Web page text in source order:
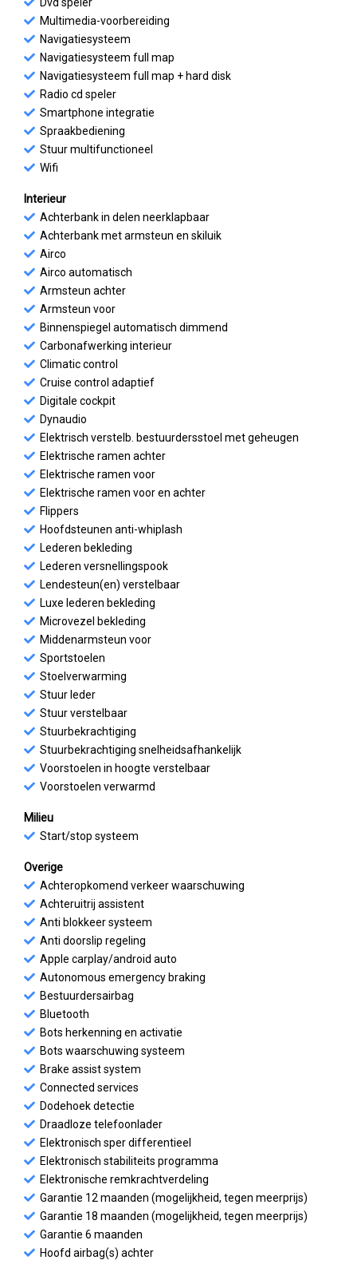
Multimedia-voorbereiding
Navigatiesysteem
Navigatiesysteem full map
Navigatiesysteem full map + hard disk
Radio cd speler
Smartphone integratie
Spraakbediening
Stuur multifunctioneel
Wifi
Interieur
Achterbank in delen neerklapbaar
Achterbank met armsteun en skiluik
Airco
Airco automatisch
Armsteun achter
Armsteun voor
Binnenspiegel automatisch dimmend
Carbonafwerking interieur
Climatic control
Cruise control adaptief
Digitale cockpit
Dynaudio
Elektrisch verstelb. bestuurdersstoel met geheugen
Elektrische ramen achter
Elektrische ramen voor
Elektrische ramen voor en achter
Flippers
Hoofdsteunen anti-whiplash
Lederen bekleding
Lederen versnellingspook
Lendesteun(en) verstelbaar
Luxe lederen bekleding
Microvezel bekleding
Middenarmsteun voor
Sportstoelen
Stoelverwarming
Stuur leder
Stuur verstelbaar
Stuurbekrachtiging
Stuurbekrachtiging snelheidsafhankelijk
Voorstoelen in hoogte verstelbaar
Voorstoelen verwarmd
Milieu
Start/stop systeem
Overige
Achteropkomend verkeer waarschuwing
Achteruitrij assistent
Anti blokkeer systeem
Anti doorslip regeling
Apple carplay/android auto
Autonomous emergency braking
Bestuurdersairbag
Bluetooth
Bots herkenning en activatie
Bots waarschuwing systeem
Brake assist system
Connected services
Dodehoek detectie
Draadloze telefoonlader
Elektronisch sper differentieel
Elektronisch stabiliteits programma
Elektronische remkrachtverdeling
Garantie 12 maanden (mogelijkheid, tegen meerprijs)
Garantie 18 maanden (mogelijkheid, tegen meerprijs)
Garantie 6 maanden
Hoofd airbag(s) achter